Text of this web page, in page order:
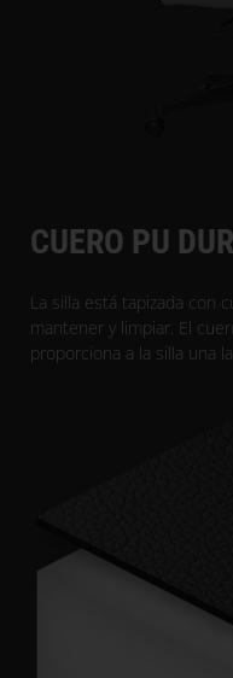
CUERO PU
La silla está tapizada con
mantener y limpiar. El
proporciona a la silla una